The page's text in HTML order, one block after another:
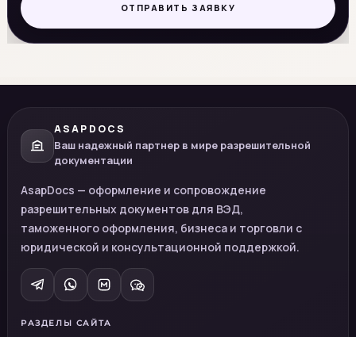
ОТПРАВИТЬ ЗАЯВКУ
ASAPDOCS
Ваш надежный партнер в мире разрешительной
документации
AsapDocs — оформление и сопровождение
разрешительных документов для ВЭД,
таможенного оформления, бизнеса и торговли с
юридической и консультационной поддержкой.
РАЗДЕЛЫ САЙТА